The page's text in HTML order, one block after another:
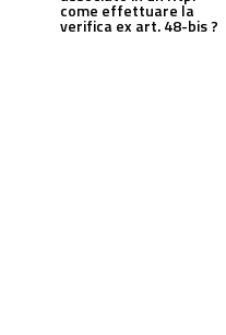
come effettuare la
verifica ex art. 48-bis ?